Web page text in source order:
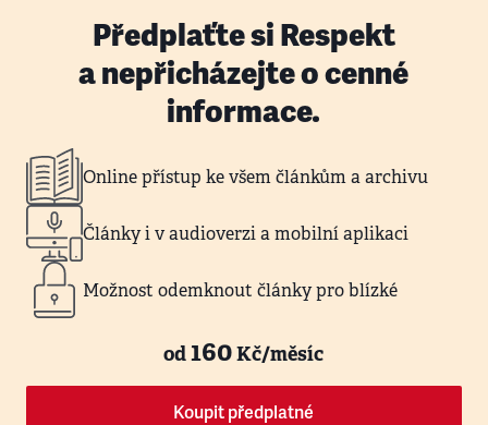
Předplaťte si Respekt
a nepřicházejte o cenné
informace.
Online přístup ke všem článkům a archivu
Články i v audioverzi a mobilní aplikaci
Možnost odemknout články pro blízké
od160Kč/měsíc
Koupit předplatné